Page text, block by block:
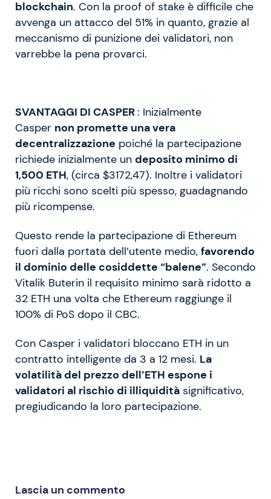
blockchain. Con la proof of stake è difficile che
avvenga un attacco del 51% in quanto, grazie al
meccanismo di punizione dei validatori, non
varrebbe la pena provarci.
SVANTAGGI DI CASPER: Inizialmente
Casper non promette una vera
decentralizzazione poiché la partecipazione
richiede inizialmente un deposito minimo di
1,500 ETH, (circa $3172,47). Inoltre i validatori
più ricchi sono scelti più spesso, guadagnando
più ricompense.
Questo rende la partecipazione di Ethereum
fuori dalla portata dell’utente medio, favorendo
il dominio delle cosiddette “balene”. Secondo
Vitalik Buterin il requisito minimo sarà ridotto a
32 ETH una volta che Ethereum raggiunge il
100% di PoS dopo il CBC.
Con Casper i validatori bloccano ETH in un
contratto intelligente da 3 a 12 mesi. La
volatilità del prezzo dell’ETH espone i
validatori al rischio di illiquidità significativo,
pregiudicando la loro partecipazione.
Lascia un commento